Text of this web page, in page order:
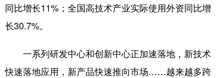
同比增长11%；全国高技术产业实际使用外资同比增
长30.7%。
一系列研发中心和创新中心正加速落地，新技术
快速落地应用，新产品快速推向市场……越来越多跨